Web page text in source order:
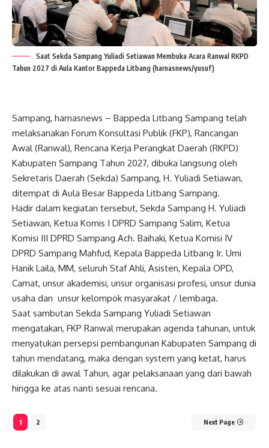
Saat Sekda Sampang Yuliadi Setiawan Membuka Acara Ranwal RKPD
Tahun 2027 di Aula Kantor Bappeda Litbang (harnasnews/yusuf)
Sampang, harnasnews – Bappeda Litbang Sampang telah
melaksanakan Forum Konsultasi Publik (FKP), Rancangan
Awal (Ranwal), Rencana Kerja Perangkat Daerah (RKPD)
Kabupaten Sampang Tahun 2027, dibuka langsung oleh
Sekretaris Daerah (Sekda) Sampang, H. Yuliadi Setiawan,
ditempat di Aula Besar Bappeda Litbang Sampang.
Hadir dalam kegiatan tersebut, Sekda Sampang H. Yuliadi
Setiawan, Ketua Komis I DPRD Sampang Salim, Ketua
Komisi III DPRD Sampang Ach. Baihaki, Ketua Komisi IV
DPRD Sampang Mahfud, Kepala Bappeda Litbang Ir. Umi
Hanik Laila, MM, seluruh Staf Ahli, Asisten, Kepala OPD,
Camat, unsur akademisi, unsur organisasi profesi, unsur dunia
usaha dan unsur kelompok masyarakat / lembaga.
Saat sambutan Sekda Sampang Yuliadi Setiawan
mengatakan, FKP Ranwal merupakan agenda tahunan, untuk
menyatukan persepsi pembangunan Kabupaten Sampang di
tahun mendatang, maka dengan system yang ketat, harus
dilakukan di awal Tahun, agar pelaksanaan yang dari bawah
hingga ke atas nanti sesuai rencana.
1 2 Next Page